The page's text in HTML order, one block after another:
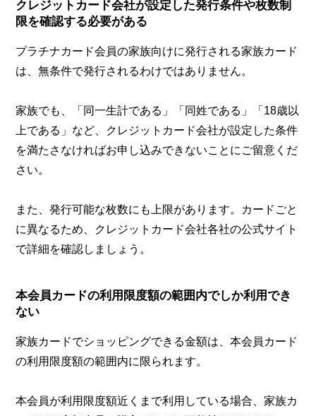
クレジットカード会社が設定した発行条件や枚数制
限を確認する必要がある
プラチナカード会員の家族向けに発行される家族カード
は、無条件で発行されるわけではありません。
家族でも、「同一生計である」「同姓である」「18歳以
上である」など、クレジットカード会社が設定した条件
を満たさなければお申し込みできないことにご留意くだ
さい。
また、発行可能な枚数にも上限があります。カードごと
に異なるため、クレジットカード会社各社の公式サイト
で詳細を確認しましょう。
本会員カードの利用限度額の範囲内でしか利用でき
ない
家族カードでショッピングできる金額は、本会員カード
の利用限度額の範囲内に限られます。
本会員が利用限度額近くまで利用している場合、家族カ